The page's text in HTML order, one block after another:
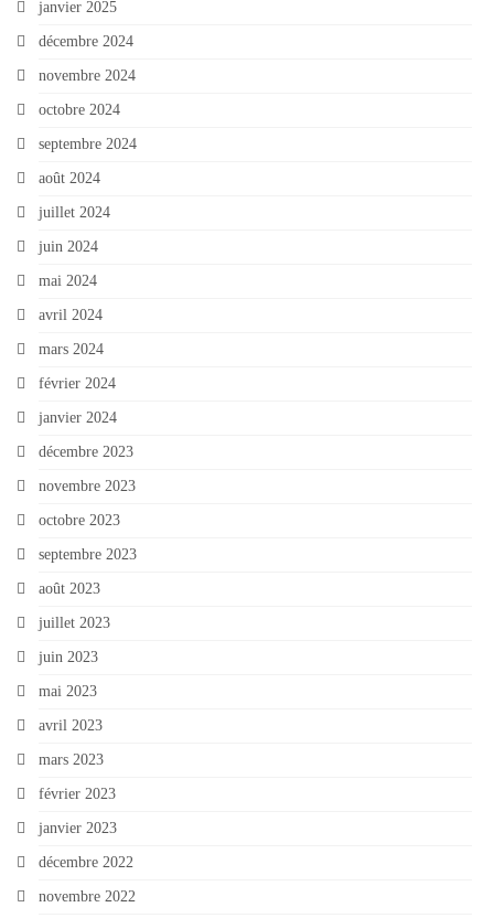
janvier 2025
décembre 2024
novembre 2024
octobre 2024
septembre 2024
août 2024
juillet 2024
juin 2024
mai 2024
avril 2024
mars 2024
février 2024
janvier 2024
décembre 2023
novembre 2023
octobre 2023
septembre 2023
août 2023
juillet 2023
juin 2023
mai 2023
avril 2023
mars 2023
février 2023
janvier 2023
décembre 2022
novembre 2022